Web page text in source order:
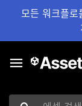
모든 워크플로